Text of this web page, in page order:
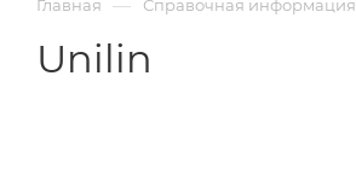
Главная — Справочная информация
Unilin